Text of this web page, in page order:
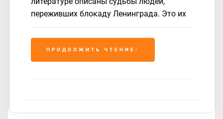
переживших блокаду Ленинграда. Это их
ПРОДОЛЖИТЬ ЧТЕНИЕ